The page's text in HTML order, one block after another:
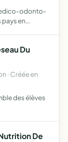
odonto-
en
Du
· Créée en
des élèves
De